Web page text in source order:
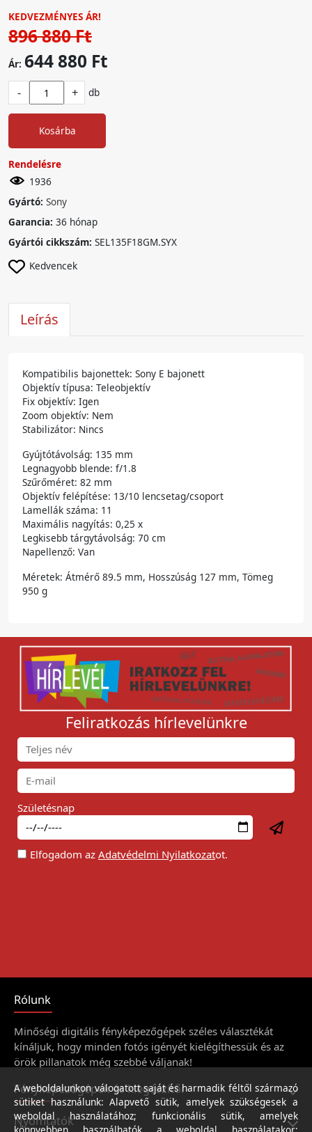
KEDVEZMÉNYES ÁR!
896 880 Ft
Ár: 644 880 Ft
- + db
Kosárba
Rendelésre
1936
Gyártó: Sony
Garancia: 36 hónap
Gyártói cikkszám: SEL135F18GM.SYX
Kedvencek
Leírás
Kompatibilis bajonettek: Sony E bajonett
Objektív típusa: Teleobjektív
Fix objektív: Igen
Zoom objektív: Nem
Stabilizátor: Nincs
Gyújtótávolság: 135 mm
Legnagyobb blende: f/1.8
Szűrőméret: 82 mm
Objektív felépítése: 13/10 lencsetag/csoport
Lamellák száma: 11
Maximális nagyítás: 0,25 x
Legkisebb tárgytávolság: 70 cm
Napellenző: Van
Méretek: Átmérő 89.5 mm, Hosszúság 127 mm, Tömeg
950 g
Feliratkozás hírlevelünkre
Születésnap
Elfogadom az Adatvédelmi Nyilatkozatot.
Rólunk
Minőségi digitális fényképezőgépek széles választékát
kínáljuk, hogy minden fotós igényét kielégíthessük és az
örök pillanatok még szebbé váljanak!
Fényképezőgépek és kiegészítői
Nyomtatók
A weboldalunkon válogatott saját és harmadik féltől származó
sütiket használunk: Alapvető sütik, amelyek szükségesek a
weboldal használatához; funkcionális sütik, amelyek